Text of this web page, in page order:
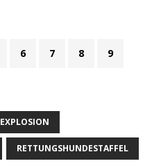
6 7 8 9
EXPLOSION
RETTUNGSHUNDESTAFFEL